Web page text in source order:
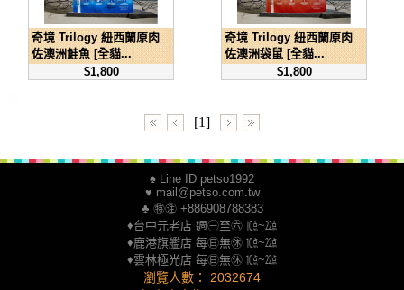
奇境 Trilogy 紐西蘭原肉
佐澳洲鮭魚 [全貓...
$1,800
奇境 Trilogy 紐西蘭原肉
佐澳洲袋鼠 [全貓...
$1,800
[1]
♠ Line ID petso1992
♥ mail@petso.com.tw
♣ ㊕㊟ +886908788383
♦台中元老店 週㊀至㊅ ㍢~㍮
♦鹿港旗艦店 每㊐無㊡ ㍢~㍮
♦雲林極光店 每㊐無㊡ ㍢~㍮
瀏覽人數： 2032674